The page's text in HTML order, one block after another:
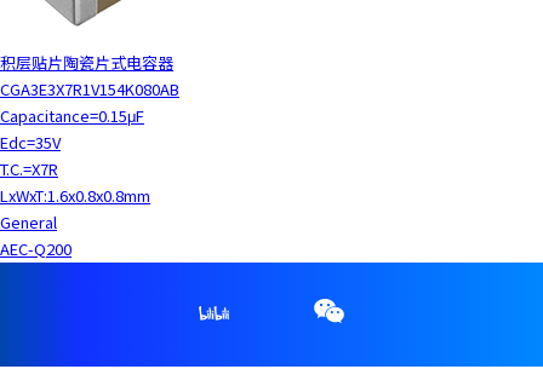
积层贴片陶瓷片式电容器
CGA3E3X7R1V154K080AB
Capacitance=0.15μF
Edc=35V
T.C.=X7R
LxWxT:1.6x0.8x0.8mm
General
AEC-Q200